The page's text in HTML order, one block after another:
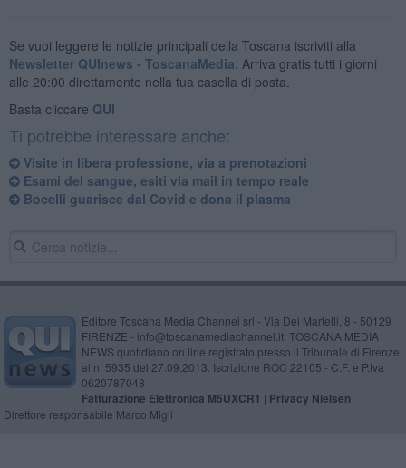
Se vuoi leggere le notizie principali della Toscana iscriviti alla
Newsletter QUInews - ToscanaMedia. Arriva gratis tutti i giorni
alle 20:00 direttamente nella tua casella di posta.
Basta cliccare QUI
Ti potrebbe interessare anche:
Visite in libera professione, via a prenotazioni
Esami del sangue, esiti via mail in tempo reale
Bocelli guarisce dal Covid e dona il plasma
Editore Toscana Media Channel srl - Via Dei Martelli, 8 - 50129
FIRENZE - info@toscanamediachannel.it. TOSCANA MEDIA
NEWS quotidiano on line registrato presso il Tribunale di Firenze
al n. 5935 del 27.09.2013. Iscrizione ROC 22105 - C.F. e P.Iva
0620787048
Fatturazione Elettronica M5UXCR1 | Privacy Nielsen
Direttore responsabile Marco Migli